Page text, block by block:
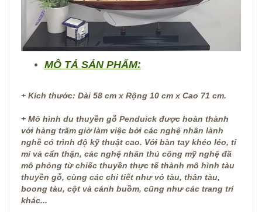
MÔ TẢ SẢN PHẨM:
+ Kích thước: Dài 58 cm x Rộng 10 cm x Cao 71 cm.
+ Mô hình du thuyền gỗ Penduick được hoàn thành
với hàng trăm giờ làm việc bởi các nghệ nhân lành
nghề có trình độ kỹ thuật cao. Với bàn tay khéo léo, tỉ
mỉ và cẩn thận, các nghệ nhân thủ công mỹ nghệ đã
mô phỏng từ chiếc thuyền thực tế thành mô hình tàu
thuyền gỗ, cùng các chi tiết như vỏ tàu, thân tàu,
boong tàu, cột và cánh buồm, cũng như các trang trí
khác...